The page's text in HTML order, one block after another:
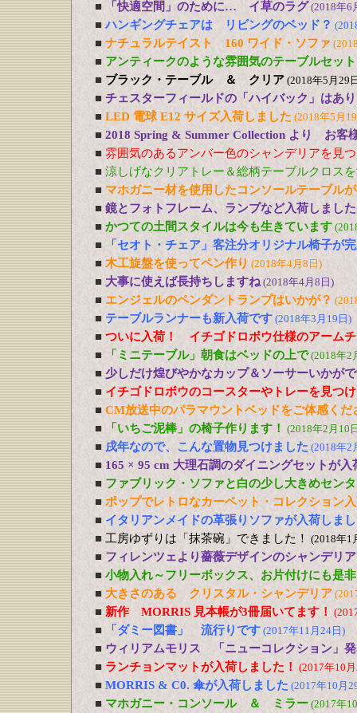
■ 「快適空間」のために… イ草のラグ (2018年6
■ ハンギングチェアは リビングのベッド？
■ ナチュラルテイスト 160 ワイド・ソファ
■ アンティークのような雰囲気のテーブルセット
■ ブラック・テーブル ＆ クリア (2018年5月29
■ チェスターフィールドの「ハイバック」はあ
■ LED 電球 E12 サイズ入荷しました (2018年5月
■ 2018 Spring & Summer Collection より お客
■ 雰囲気のあるアンバー色のシャンデリアを見
■ 涼しげなクリアトレー＆総柄テーブルクロス
■ マホガニー材を使用したコンソールテーブル
■ 鏡とフォトフレーム、ランプなど入荷しました
■ かつての土間スタイルは今も生きています
■
「セオト・チェア」客注分オリジナル椅子が
■ 木工旋盤を使ってペン作り (2018年4月8日)
■ 大事に使えば長持ちしますね(2018年4月8日)
■ エンジェルのペンダントランプはいかが？
■ テーブルランナーも新入荷です (2018年3月19日)
■ ついに入荷！ イチゴドロボウ仕様のアーム
■
「ミニテーブル」朝食はベッドの上で(2018年2
■ 少しだけ煌びやかなカップ＆ソーサーいかが
■ イチゴドロボウのコースターやトレーを見つ
■ CM放送中のパラマウントベッドをご体感くだ
■
「いちご泥棒」の椅子作ります！ (2018年2月10
■ 戌年なので、こんな置物見つけました (2018年2
■ 165 × 95 cm 大理石調のダイニングセットが入
■ ファブリック・ソファと白の少し大きめセン
■ ポップでレトロなカーペット・コレクション
■ イタリアンメイドの革張りソファが入荷しま
■ 工房ゆずりは「抹茶碗」できました！ (2018年1
■ フィレンツェより薔薇デザインのシャンデリア
■ 小物入れ～フリーボックス、お片付けにも是
■ 大きさのある クリスタル・シャンデリア
■ 新作 MORRIS 見本帳が3冊届いてます！
■ 「ダミー図書」 流行りです (2017年11月24日)
■ ウィリアムモリス 「ニューコレクション」
■ ランチョンマットが入荷しました！ (2017年10
■ MORRIS & C0. 傘が入荷しました (2017年10月
■ マホガニー・コンソール ＆ ミラー (2017年